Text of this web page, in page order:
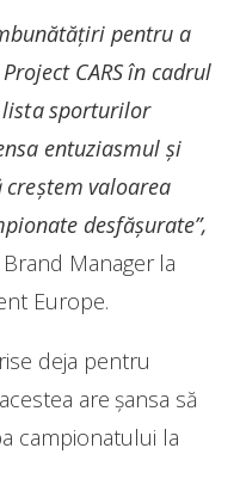
pentru a
CARS în cadrul
lista sporturilor
entuziasmul și
valoarea
desfășurate”,
Brand Manager la
Europe.
deja pentru
are șansa să
campionatului la